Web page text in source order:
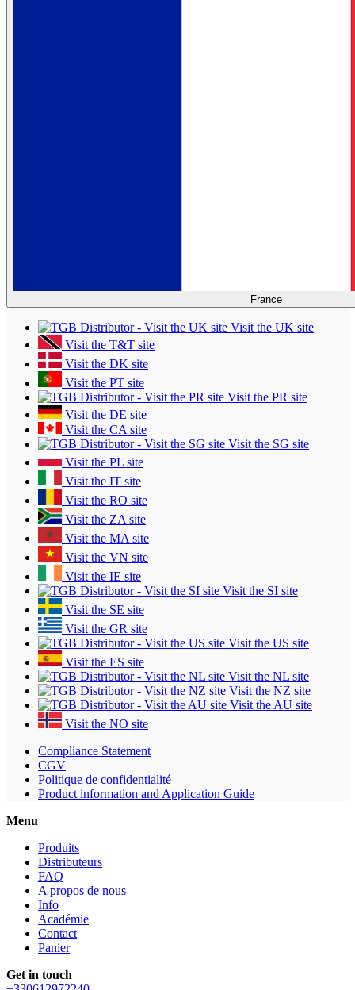
France
Visit the UK site
Visit the T&T site
Visit the DK site
Visit the PT site
Visit the PR site
Visit the DE site
Visit the CA site
Visit the SG site
Visit the PL site
Visit the IT site
Visit the RO site
Visit the ZA site
Visit the MA site
Visit the VN site
Visit the IE site
Visit the SI site
Visit the SE site
Visit the GR site
Visit the US site
Visit the ES site
Visit the NL site
Visit the NZ site
Visit the AU site
Visit the NO site
Compliance Statement
CGV
Politique de confidentialité
Product information and Application Guide
Menu
Produits
Distributeurs
FAQ
A propos de nous
Info
Académie
Contact
Panier
Get in touch